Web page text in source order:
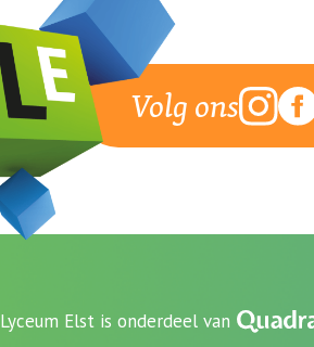
Volg ons
Lyceum Elst is onderdeel van